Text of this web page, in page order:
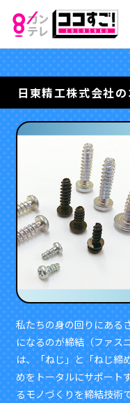
日東精工株式会社
私たちの身の回りにある
になるのが締結（ファス
は、「ねじ」と「ねじ締
めをトータルにサポート
るモノづくりを締結技術